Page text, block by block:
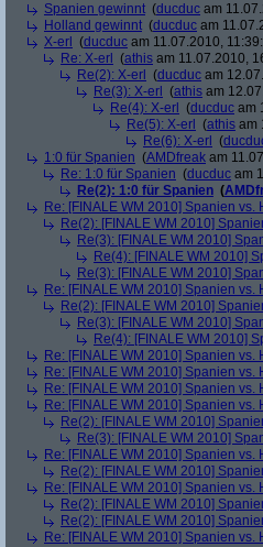
Spanien gewinnt (ducduc am
Holland gewinnt (ducduc am
X-erl
(ducduc am 11.07.2010,
Re: X-erl
(athis am 11.07.2010,
Re(2): X-erl
(ducduc am
Re(3): X-erl
(athis am
Re(4): X-erl
(ducduc am
Re(5): X-erl
(athis am
Re(6): X-erl
(
1:0 für Spanien (AMDfreak am
Re: 1:0 für Spanien (ducduc am
Re(2): 1:0 für Spanien (
Re: [FINALE WM 2010] Spanien vs.
Re(2): [FINALE WM 2010]
Re(3): [FINALE WM 2010]
Re(4): [FINALE WM 2010]
Re(3): [FINALE WM 2010]
Re: [FINALE WM 2010] Spanien vs.
Re(2): [FINALE WM 2010]
Re(3): [FINALE WM 2010]
Re(4): [FINALE WM 2010]
Re: [FINALE WM 2010] Spanien vs.
Re: [FINALE WM 2010] Spanien vs.
Re: [FINALE WM 2010] Spanien vs.
Re: [FINALE WM 2010] Spanien vs.
Re(2): [FINALE WM 2010]
Re(3): [FINALE WM 2010]
Re: [FINALE WM 2010] Spanien vs.
Re(2): [FINALE WM 2010]
Re: [FINALE WM 2010] Spanien vs.
Re(2): [FINALE WM 2010]
Re(2): [FINALE WM 2010]
Re: [FINALE WM 2010] Spanien vs.